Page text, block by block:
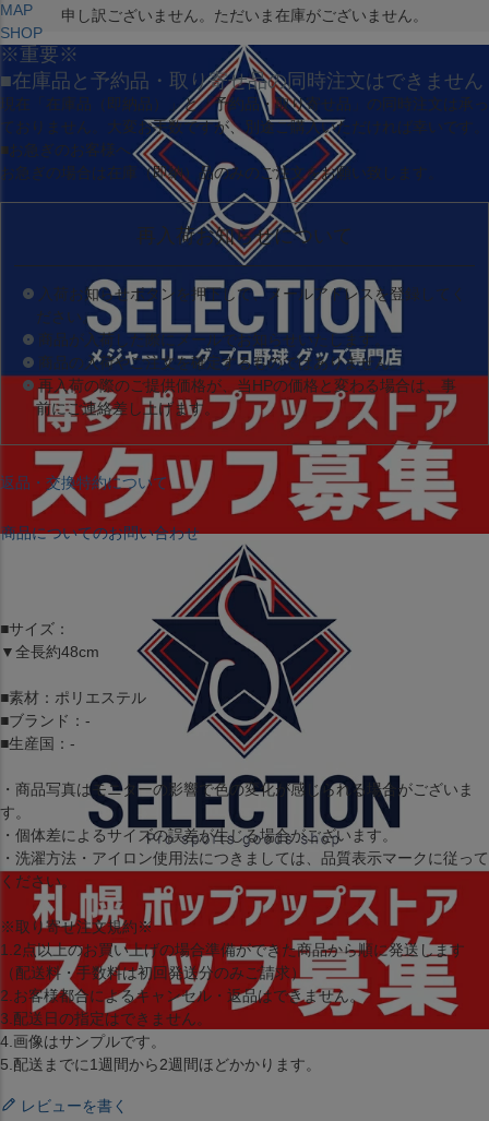
MAP
SHOP
申し訳ございません。ただいま在庫がございません。
※重要※
■在庫品と予約品・取り寄せ品の同時注文はできません
現在 「在庫品（即納品）」と「予約品・取り寄せ品」 の同時注文は承っ
ておりません。大変お手数ですが、別途ご購入いただければ幸いです。
■お急ぎのお客様へ
お急ぎの場合は 在庫（即納）品のみのご注文をお願い致します。
再入荷お知らせについて
入荷お知らせボタンを押下して、メールアドレスを登録してく
ださい。
商品が入荷した際にメールでお知らせいたします。
商品の入荷やご注文を確定するものではありません。
再入荷の際のご提供価格が、当HPの価格と変わる場合は、事
前にご連絡差し上げます。
返品・交換特約について
商品についてのお問い合わせ
■サイズ：
▼全長約48cm
■素材：ポリエステル
■ブランド：-
■生産国：-
・商品写真はモニターの影響で色の変化が感じられる場合がございま
す。
・個体差によるサイズの誤差が生じる場合がございます。
・洗濯方法・アイロン使用法につきましては、品質表示マークに従って
ください。
※取り寄せ注文規約※
1.2点以上のお買い上げの場合準備ができた商品から順に発送します
（配送料・手数料は初回発送分のみご請求）
2.お客様都合によるキャンセル・返品はできません。
3.配送日の指定はできません。
4.画像はサンプルです。
5.配送までに1週間から2週間ほどかかります。
レビューを書く